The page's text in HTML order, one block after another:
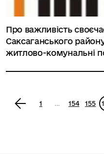
Про важливість
Саксаганського
житлово-комунальні
1 … 154 155